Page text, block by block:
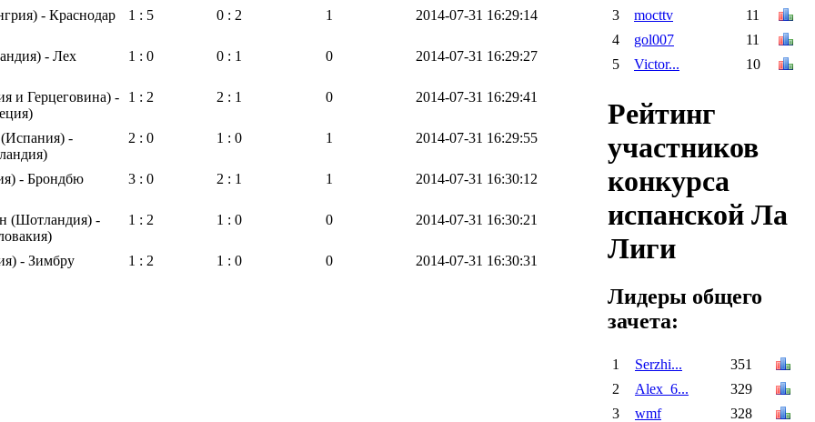
- Краснодар
1 : 5 0 : 2 1 2014-07-31 16:29:14
- Лех
1 : 0 0 : 1 0 2014-07-31 16:29:27
и Герцеговина) -
1 : 2 2 : 1 0 2014-07-31 16:29:41
(Испания) -
2 : 0 1 : 0 1 2014-07-31 16:29:55
- Брондбю
3 : 0 2 : 1 1 2014-07-31 16:30:12
(Шотландия) -
1 : 2 1 : 0 0 2014-07-31 16:30:21
- Зимбру
1 : 2 1 : 0 0 2014-07-31 16:30:31
3
mocttv
11
4
gol007
11
5
Victor... 10
Рейтинг
участников
конкурса
испанской Ла
Лиги
Лидеры общего
зачета:
1 Serzhi...
351
2
Alex_6...
329
3
wmf 328